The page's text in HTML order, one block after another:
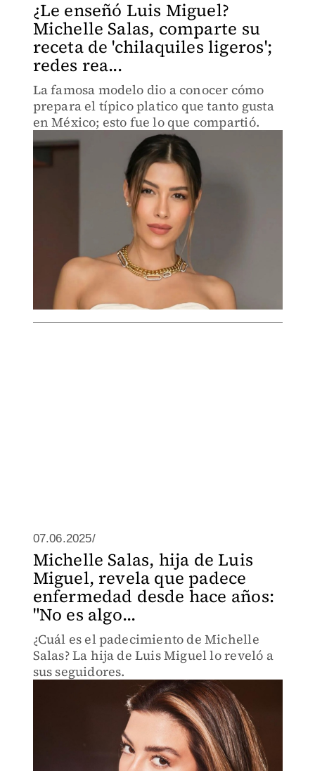
¿Le enseñó Luis Miguel?
Michelle Salas, comparte su
receta de 'chilaquiles ligeros';
redes rea...
La famosa modelo dio a conocer cómo
prepara el típico platico que tanto gusta
en México; esto fue lo que compartió.
07.06.2025/
Michelle Salas, hija de Luis
Miguel, revela que padece
enfermedad desde hace años:
"No es algo...
¿Cuál es el padecimiento de Michelle
Salas? La hija de Luis Miguel lo reveló a
sus seguidores.